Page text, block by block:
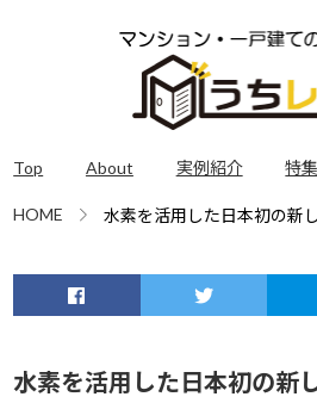
Top About 実例紹介 特集
HOME
水素を活用した日本初の新
水素を活用した日本初の新